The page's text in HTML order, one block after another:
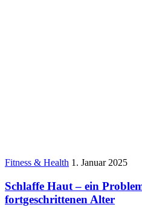
Fitness & Health 1. Januar 2025
Schlaffe Haut – ein
fortgeschrittenen Alter